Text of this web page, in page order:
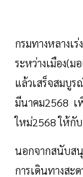
กรมทางหลางเ
ระหว่างเมือง(
แล้วเสร็จสมบู
มีนาคม2568 เ
ใหม่2568 ให้กั
นอกจากสนับส
การเดินทางสะ